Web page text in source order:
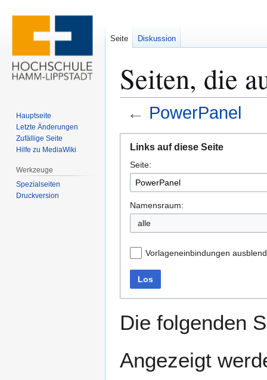
Seiten, die
← PowerPanel
Navigation
springen
Suche
springen
Links auf diese Seite
Seite:
Namensraum:
alle
Vorlageneinbindungen
Los
Die folgenden
Angezeigt
Seite Diskussion
Hauptseite
Letzte Änderungen
Zufällige Seite
Hilfe zu MediaWiki
Werkzeuge
Spezialseiten
Druckversion